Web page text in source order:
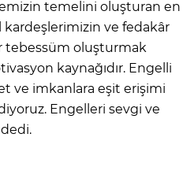
temelini oluşturan en
ve fedakâr
tebessüm oluşturmak
kaynağıdır. Engelli
ve imkanlara eşit erişimi
Engelleri sevgi ve
dedi.